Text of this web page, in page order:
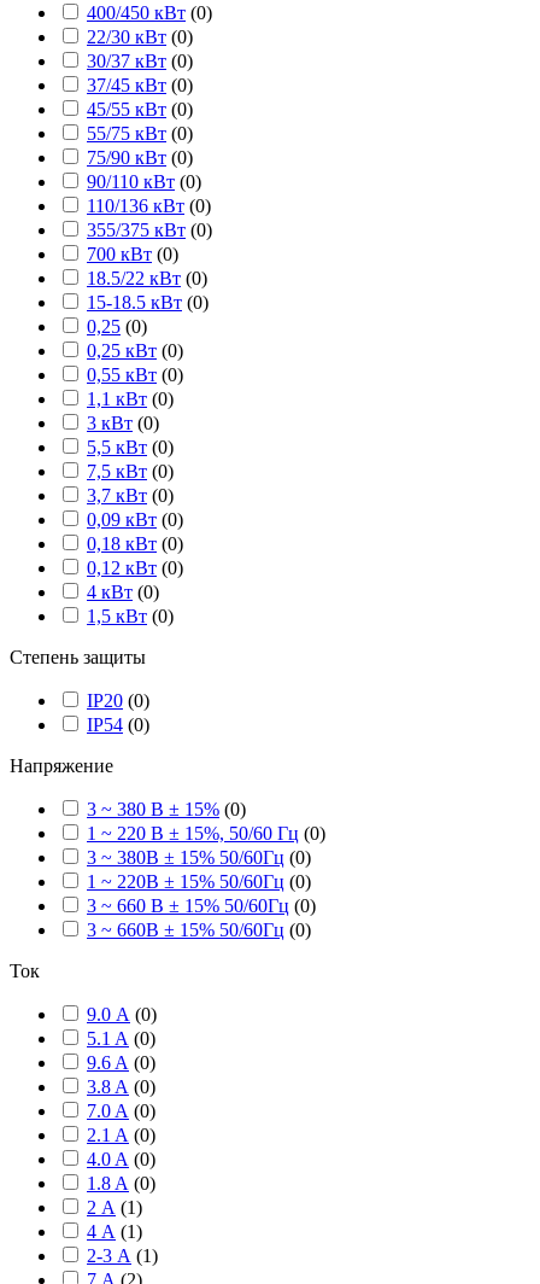
400/450 кВт (0)
22/30 кВт (0)
30/37 кВт (0)
37/45 кВт (0)
45/55 кВт (0)
55/75 кВт (0)
75/90 кВт (0)
90/110 кВт (0)
110/136 кВт (0)
355/375 кВт (0)
700 кВт (0)
18.5/22 кВт (0)
15-18.5 кВт (0)
0,25 (0)
0,25 кВт (0)
0,55 кВт (0)
1,1 кВт (0)
3 кВт (0)
5,5 кВт (0)
7,5 кВт (0)
3,7 кВт (0)
0,09 кВт (0)
0,18 кВт (0)
0,12 кВт (0)
4 кВт (0)
1,5 кВт (0)
Степень защиты
IP20 (0)
IP54 (0)
Напряжение
3 ~ 380 В ± 15% (0)
1 ~ 220 В ± 15%, 50/60 Гц (0)
3 ~ 380В ± 15% 50/60Гц (0)
1 ~ 220В ± 15% 50/60Гц (0)
3 ~ 660 В ± 15% 50/60Гц (0)
3 ~ 660В ± 15% 50/60Гц (0)
Ток
9.0 А (0)
5.1 A (0)
9.6 A (0)
3.8 A (0)
7.0 A (0)
2.1 A (0)
4.0 A (0)
1.8 A (0)
2 А (1)
4 А (1)
2-3 А (1)
7 А (2)